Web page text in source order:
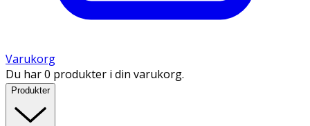
Varukorg
Du har 0 produkter i din varukorg.
Produkter